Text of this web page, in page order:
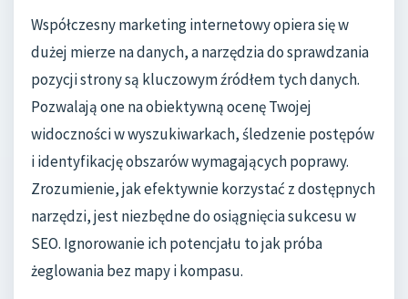
Współczesny marketing internetowy opiera się w
dużej mierze na danych, a narzędzia do sprawdzania
pozycji strony są kluczowym źródłem tych danych.
Pozwalają one na obiektywną ocenę Twojej
widoczności w wyszukiwarkach, śledzenie postępów
i identyfikację obszarów wymagających poprawy.
Zrozumienie, jak efektywnie korzystać z dostępnych
narzędzi, jest niezbędne do osiągnięcia sukcesu w
SEO. Ignorowanie ich potencjału to jak próba
żeglowania bez mapy i kompasu.